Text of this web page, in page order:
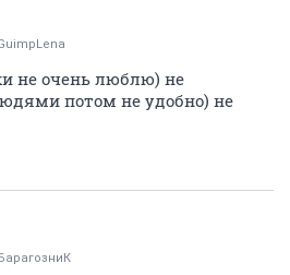
не очень люблю) не
потом не удобно) не